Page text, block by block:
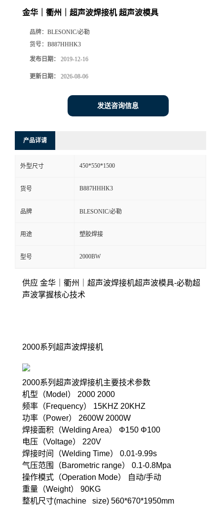
金华｜衢州｜超声波焊接机 超声波模具
品牌： BLESONIC/必勒
货号： B887HHHK3
发布日期： 2019-12-16
更新日期： 2026-08-06
发送咨询信息
产品详请
外型尺寸 450*550*1500
货号 B887HHHK3
品牌 BLESONIC/必勒
用途 塑胶焊接
型号 2000BW
供应 金华｜衢州｜超声波焊接机超声波模具-必勒超
声波掌握核心技术
2000系列超声波焊接机
2000系列超声波焊接机主要技术参数
机型（Model） 2000 2000
频率（Frequency） 15KHZ 20KHZ
功率（Power） 2600W 2000W
焊接面积（Welding Area） Φ150 Φ100
电压（Voltage） 220V
焊接时间（Welding Time） 0.01-9.99s
气压范围（Barometric range） 0.1-0.8Mpa
操作模式（Operation Mode） 自动/手动
重量（Weight） 90KG
整机尺寸(machine size) 560*670*1950mm